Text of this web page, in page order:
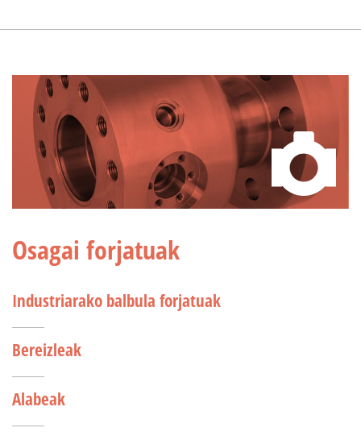
Osagai forjatuak
Industriarako balbula forjatuak
Bereizleak
Alabeak